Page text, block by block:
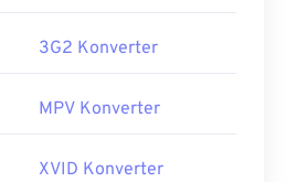
3G2 Konverter
MPV Konverter
XVID Konverter